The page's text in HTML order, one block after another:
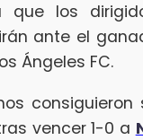
que los
ante el
Ángeles FC.
vencer 1-0 a